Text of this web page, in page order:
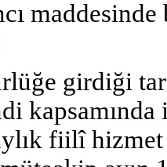
girdiği
fiilî